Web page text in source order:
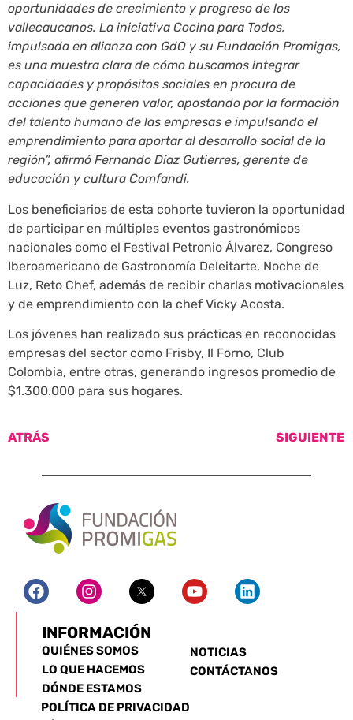
oportunidades de crecimiento y progreso de los
vallecaucanos. La iniciativa Cocina para Todos,
impulsada en alianza con GdO y su Fundación Promigas,
es una muestra clara de cómo buscamos integrar
capacidades y propósitos sociales en procura de
acciones que generen valor, apostando por la formación
del talento humano de las empresas e impulsando el
emprendimiento para aportar al desarrollo social de la
región”, afirmó Fernando Díaz Gutierres, gerente de
educación y cultura Comfandi.
Los beneficiarios de esta cohorte tuvieron la oportunidad
de participar en múltiples eventos gastronómicos
nacionales como el Festival Petronio Álvarez, Congreso
Iberoamericano de Gastronomía Deleitarte, Noche de
Luz, Reto Chef, además de recibir charlas motivacionales
y de emprendimiento con la chef Vicky Acosta.
Los jóvenes han realizado sus prácticas en reconocidas
empresas del sector como Frisby, Il Forno, Club
Colombia, entre otras, generando ingresos promedio de
$1.300.000 para sus hogares.
ATRÁS SIGUIENTE
INFORMACIÓN
QUIÉNES SOMOS
LO QUE HACEMOS
DÓNDE ESTAMOS
NOTICIAS
CONTÁCTANOS
POLÍTICA DE PRIVACIDAD